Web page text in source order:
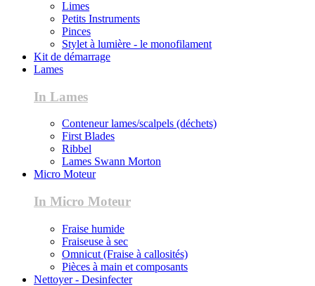
Limes
Petits Instruments
Pinces
Stylet à lumière - le monofilament
Kit de démarrage
Lames
In Lames
Conteneur lames/scalpels (déchets)
First Blades
Ribbel
Lames Swann Morton
Micro Moteur
In Micro Moteur
Fraise humide
Fraiseuse à sec
Omnicut (Fraise à callosités)
Pièces à main et composants
Nettoyer - Desinfecter